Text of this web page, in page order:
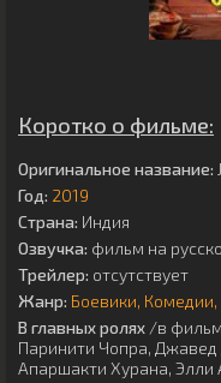
Коротко о фильме:
Оригинальное название:
Год: 2019
Страна: Индия
Озвучка: фильм на
Трейлер: отсутствует
Жанр: Боевики Комедии
В главных ролях /в
Паринити Чопра,
Апаршакти Хурана, Элли